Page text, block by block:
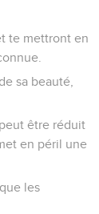
te mettront en
sa beauté,
être réduit
en péril une
les